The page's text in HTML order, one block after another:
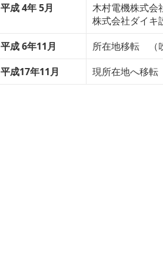
平成 4年 5月
木村電機株式
株式会社ダイキ
平成 6年11月
所在地移転 （
平成17年11月
現所在地へ移転